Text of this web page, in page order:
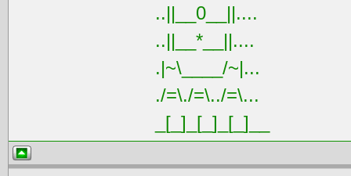
..||__0__||....
..||__*__||....
.|~\____/~|...
./=\./=\../=\...
_[_]_[_]_[_]__